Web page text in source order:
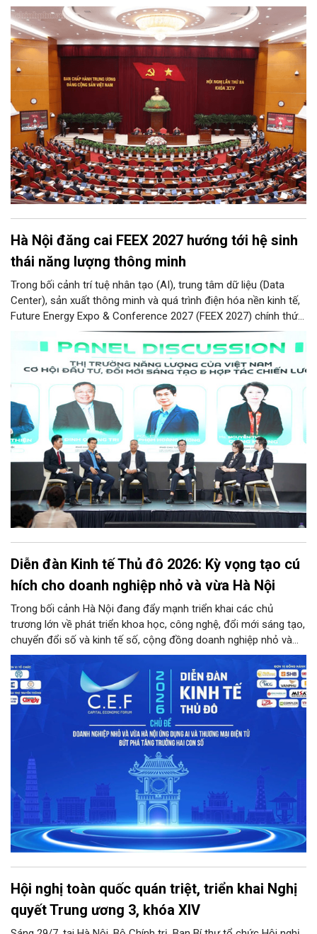
thành Ban Tuyên giáo Trung ương.
Hà Nội đăng cai FEEX 2027 hướng tới hệ sinh
thái năng lượng thông minh
Trong bối cảnh trí tuệ nhân tạo (AI), trung tâm dữ liệu (Data
Center), sản xuất thông minh và quá trình điện hóa nền kinh tế,
Future Energy Expo & Conference 2027 (FEEX 2027) chính thức
ra mắt với kỳ vọng trở thành nền tảng kết nối, thúc đẩy đầu tư,
đổi mới công nghệ và phát triển hệ sinh thái tại Việt Nam.
Diễn đàn Kinh tế Thủ đô 2026: Kỳ vọng tạo cú
hích cho doanh nghiệp nhỏ và vừa Hà Nội
Trong bối cảnh Hà Nội đang đẩy mạnh triển khai các chủ
trương lớn về phát triển khoa học, công nghệ, đổi mới sáng tạo,
chuyển đổi số và kinh tế số, cộng đồng doanh nghiệp nhỏ và
vừa trên địa bàn Thủ đô đứng trước cả cơ hội lẫn thách thức
chưa từng có. Diễn đàn Kinh tế Thủ đô năm 2026 là sự kiện
được kỳ vọng sẽ trở thành cầu nối thiết thực, đưa chính sách,
công nghệ và nguồn lực đến gần hơn với doanh nghiệp.
Hội nghị toàn quốc quán triệt, triển khai Nghị
quyết Trung ương 3, khóa XIV